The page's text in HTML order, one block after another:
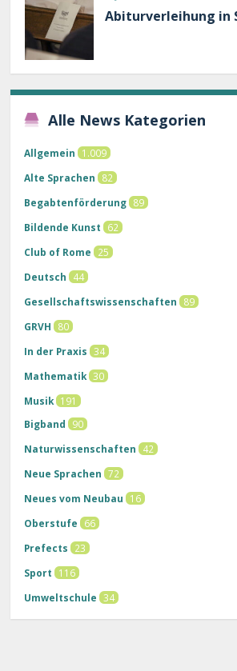
Abiturverleihung in
Alle News Kategorien
Allgemein
1.009
Alte Sprachen
82
Begabtenförderung 89
Bildende Kunst
62
Club of Rome
25
Deutsch
44
Gesellschaftswissenschaften
89
GRVH
80
In der Praxis
34
Mathematik 30
Musik 191
Bigband
90
Naturwissenschaften
42
Neue Sprachen 72
Neues vom Neubau
16
Oberstufe
66
Prefects
23
Sport
116
Umweltschule
34